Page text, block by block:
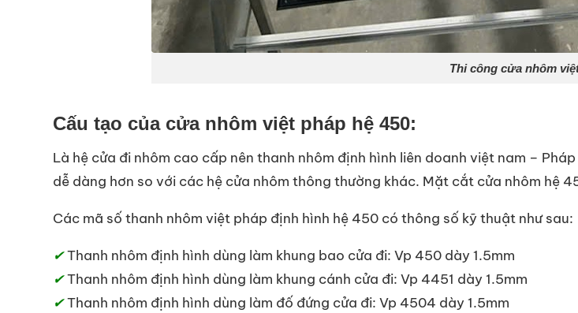
Thi công cửa nhôm
Cấu tạo của cửa nhôm việt pháp hệ 450:
Là hệ cửa đi nhôm cao cấp nên thanh nhôm định hình liên doanh việt nam –
dễ dàng hơn so với các hệ cửa nhôm thông thường khác. Mặt cắt cửa nhôm hệ
Các mã số thanh nhôm việt pháp định hình hệ 450 có thông số kỹ thuật như sau:
✔Thanh nhôm định hình dùng làm khung bao cửa đi: Vp 450 dày 1.5mm
✔Thanh nhôm định hình dùng làm khung cánh cửa đi: Vp 4451 dày 1.5mm
✔Thanh nhôm định hình dùng làm đố đứng cửa đi: Vp 4504 dày 1.5mm